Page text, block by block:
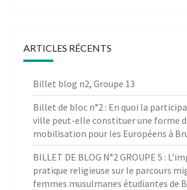
ARTICLES RÉCENTS
Billet blog n2, Groupe 13
Billet de bloc n°2 : En quoi la
ville peut-elle constituer une forme
mobilisation pour les Européens à
BILLET DE BLOG N°2 GROUPE 5 :
pratique religieuse sur le parcours
femmes musulmanes étudiantes de